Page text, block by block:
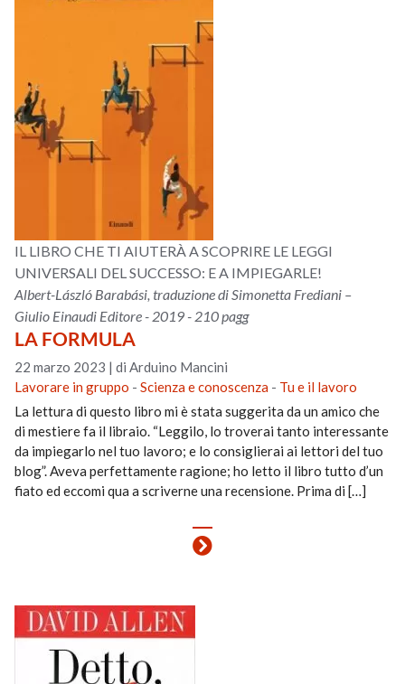
IL LIBRO CHE TI AIUTERÀ A SCOPRIRE LE LEGGI
UNIVERSALI DEL SUCCESSO: E A IMPIEGARLE!
Albert-László Barabási, traduzione di Simonetta Frediani –
Giulio Einaudi Editore - 2019 - 210 pagg
LA FORMULA
22 marzo 2023 |di Arduino Mancini
Lavorare in gruppo -Scienza e conoscenza - Tu e il lavoro
La lettura di questo libro mi è stata suggerita da un amico che
di mestiere fa il libraio. “Leggilo, lo troverai tanto interessante
da impiegarlo nel tuo lavoro; e lo consiglierai ai lettori del tuo
blog”. Aveva perfettamente ragione; ho letto il libro tutto d’un
fiato ed eccomi qua a scriverne una recensione. Prima di […]